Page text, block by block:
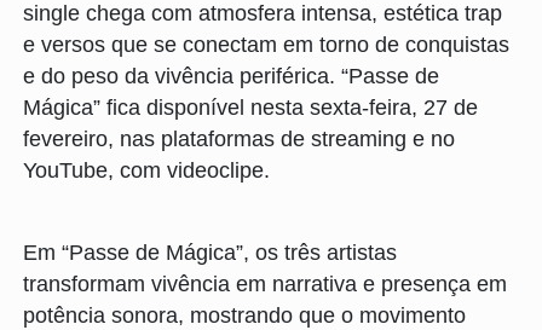
single chega com atmosfera intensa, estética trap
e versos que se conectam em torno de conquistas
e do peso da vivência periférica. “Passe de
Mágica” fica disponível nesta sexta-feira, 27 de
fevereiro, nas plataformas de streaming e no
YouTube, com videoclipe.
Em “Passe de Mágica”, os três artistas
transformam vivência em narrativa e presença em
potência sonora, mostrando que o movimento